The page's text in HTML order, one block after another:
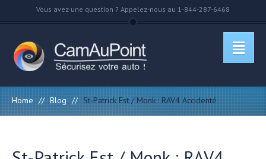
Vous avez une question ? Appelez-nous au 1-844-287-6468
Home // Blog // St-Patrick Est / Monk : RAV4 Accidenté